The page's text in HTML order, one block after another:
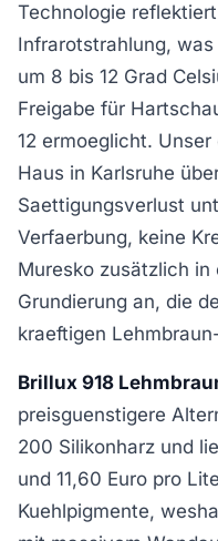
Technologie
Infrarotstrahlung,
um 8 bis 12 Grad
Freigabe für
12 ermoeglicht.
Haus in Karlsruhe
Saettigungsverlust
Verfaerbung, keine
Muresko zusätzlich in
Grundierung an, die
kraeftigen
Brillux 918
preisguenstigere
200 Silikonharz und
und 11,60 Euro pro
Kuehlpigmente,